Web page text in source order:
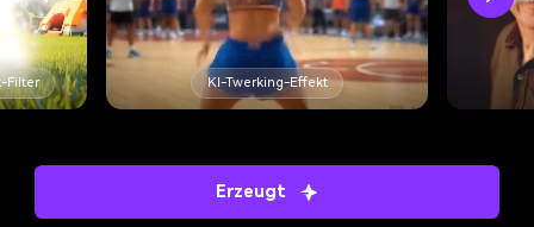
KI-Altersfilter
Erzeugt